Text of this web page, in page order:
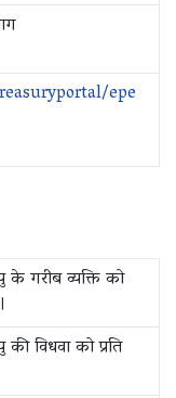
epe
गरीब व्यक्ति को
विधवा को प्रति